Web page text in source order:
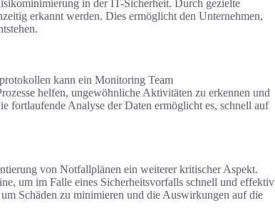
in der IT-Sicherheit. Durch gezielte
erkannt werden. Dies ermöglicht den Unternehmen,
kann ein Monitoring Team
helfen, ungewöhnliche Aktivitäten zu erkennen und
fortlaufende Analyse der Daten ermöglicht es, schnell auf
von Notfallplänen ein weiterer kritischer Aspekt.
um im Falle eines Sicherheitsvorfalls schnell und effektiv
Schäden zu minimieren und die Auswirkungen auf die